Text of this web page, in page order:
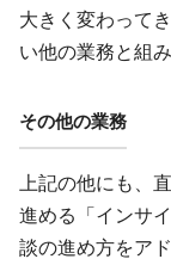
大きく変わって
い他の業務と組
その他の業務
上記の他にも、
進める「インサ
談の進め方をア